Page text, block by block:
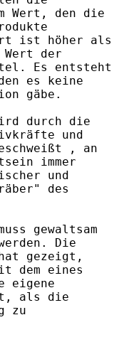
Wert, den die
ist höher als
der
Es entsteht
es keine
gäbe.
durch die
und
, an
immer
und
des
gewaltsam
Die
hat gezeigt,
dem eines
eigene
als die
zu